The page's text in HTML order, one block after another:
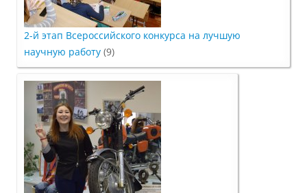
Конкурсы и вакансии
Контакты
Обратная связь
Банковские реквизиты
2-й этап Всероссийского конкурса на лучшую
научную работу (9)